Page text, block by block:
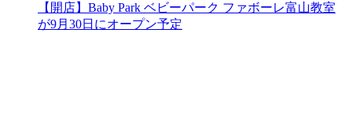
【開店】Baby Park ベビーパーク ファボーレ富山教室
が9月30日にオープン予定